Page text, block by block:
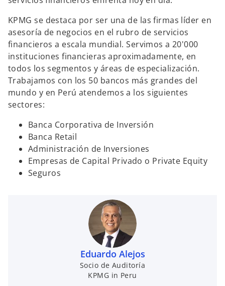
KPMG se destaca por ser una de las firmas líder en
asesoría de negocios en el rubro de servicios
financieros a escala mundial. Servimos a 20'000
instituciones financieras aproximadamente, en
todos los segmentos y áreas de especialización.
Trabajamos con los 50 bancos más grandes del
mundo y en Perú atendemos a los siguientes
sectores:
Banca Corporativa de Inversión
Banca Retail
Administración de Inversiones
Empresas de Capital Privado o Private Equity
Seguros
Eduardo Alejos
Socio de Auditoría
KPMG in Peru